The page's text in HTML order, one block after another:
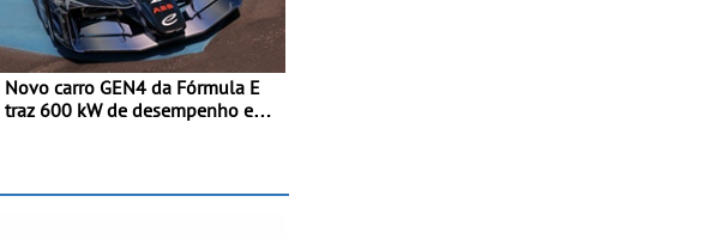
Novo carro GEN4 da Fórmula E
traz 600 kW de desempenho e
e acelera dos 0 aos 100 km/h em